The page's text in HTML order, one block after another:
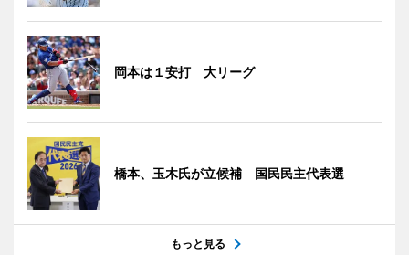
岡本は１安打 大リーグ
橋本、玉木氏が立候補 国民民主代表選
もっと見る